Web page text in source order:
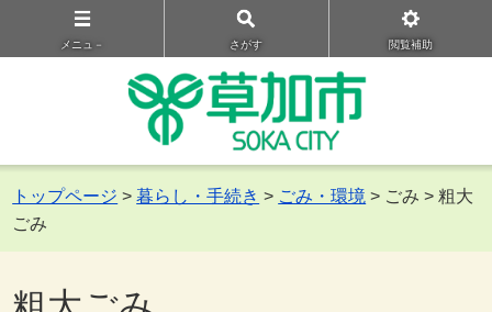
メニュ－ さがす 閲覧補助
トップページ >暮らし・手続き > ごみ・環境 > ごみ > 粗大
ごみ